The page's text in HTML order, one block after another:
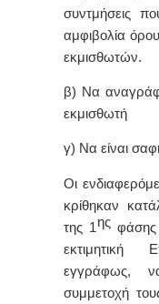
συντμήσεις
αμφιβολία
εκμισθωτών.
β) Να
εκμισθωτή
γ) Να είναι
Οι
κρίθηκαν
της 1ηςφάσης
εγγράφως,
συμμετοχή